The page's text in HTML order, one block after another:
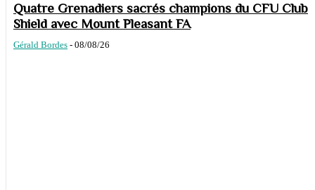
Quatre Grenadiers sacrés champions du CFU Club
Shield avec Mount Pleasant FA
Gérald Bordes - 08/08/26